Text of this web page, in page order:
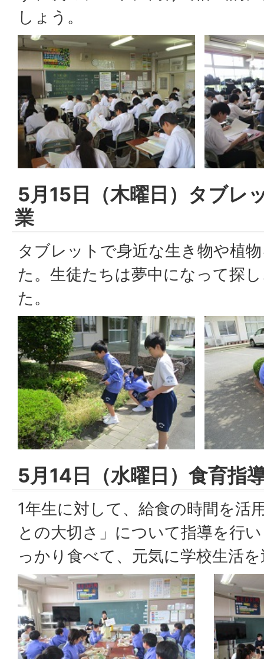
しょう。
5月15日（木曜日）タブレ
業
タブレットで身近な生き物や植
た。生徒たちは夢中になって探
た。
5月14日（水曜日）食育指
1年生に対して、給食の時間を活
との大切さ」について指導を行
っかり食べて、元気に学校生活